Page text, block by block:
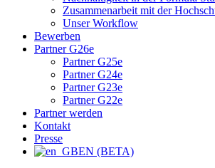
Zusammenarbeit mit der
Unser Workflow
Bewerben
Partner G26e
Partner G25e
Partner G24e
Partner G23e
Partner G22e
Partner werden
Kontakt
Presse
EN (BETA)